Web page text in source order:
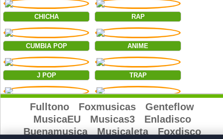
CHICHA RAP
CUMBIA POP ANIME
J POP TRAP
JAZZ BILLBOARD
REGGAE SALSA
Fulltono Foxmusicas
Genteflow
MusicaEU
Musicas3
Enladisco
Buenamusica
Musicaleta
Foxdisco